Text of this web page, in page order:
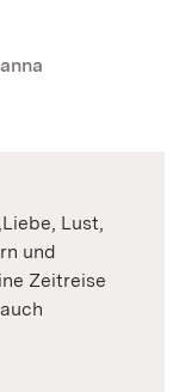
Lust,
und
Zeitreise